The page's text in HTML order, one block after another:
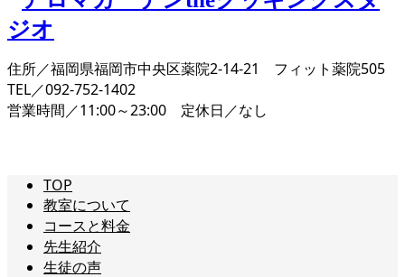
住所／福岡県福岡市中央区薬院2-14-21 フィット薬院505
TEL／092-752-1402
営業時間／11:00～23:00 定休日／なし
TOP
教室について
コースと料金
先生紹介
生徒の声